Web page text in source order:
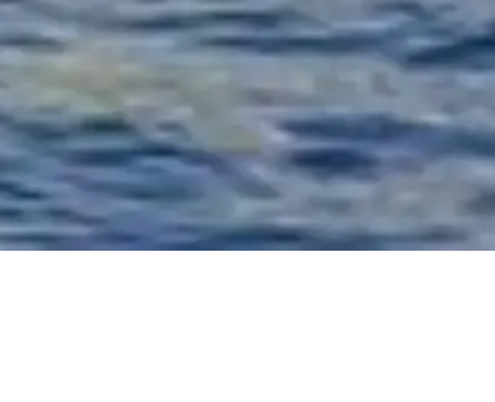
Cookie 政策
网站地图
由一位与您一样热爱旅行和历史的人，怀着 ❤️ 为全球旅行者
和历史爱好者倾心打造。
您的 塞纳河游船 专属向导。欢迎咨询门票、开放时间及其他
💬